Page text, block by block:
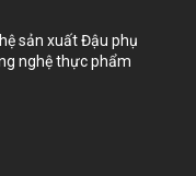
sản xuất Đậu phụ
nghệ thực phẩm